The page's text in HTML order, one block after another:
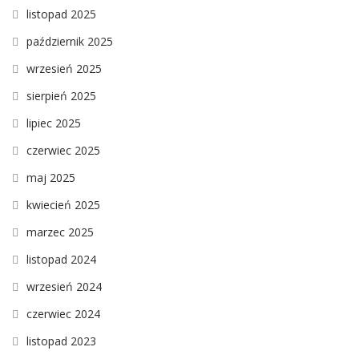
listopad 2025
październik 2025
wrzesień 2025
sierpień 2025
lipiec 2025
czerwiec 2025
maj 2025
kwiecień 2025
marzec 2025
listopad 2024
wrzesień 2024
czerwiec 2024
listopad 2023